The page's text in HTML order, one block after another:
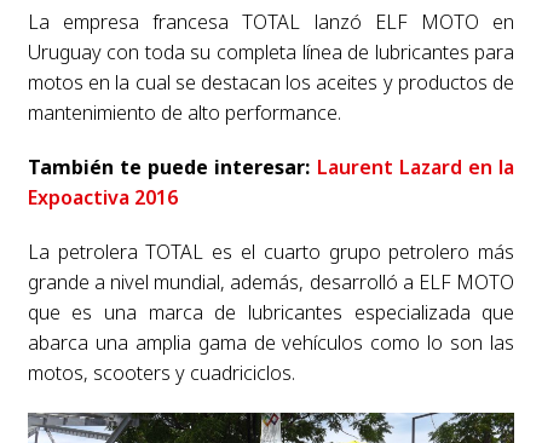
La empresa francesa TOTAL lanzó ELF MOTO en
Uruguay con toda su completa línea de lubricantes para
motos en la cual se destacan los aceites y productos de
mantenimiento de alto performance.
También te puede interesar: Laurent Lazard en la
Expoactiva 2016
La petrolera TOTAL es el cuarto grupo petrolero más
grande a nivel mundial, además, desarrolló a ELF MOTO
que es una marca de lubricantes especializada que
abarca una amplia gama de vehículos como lo son las
motos, scooters y cuadriciclos.